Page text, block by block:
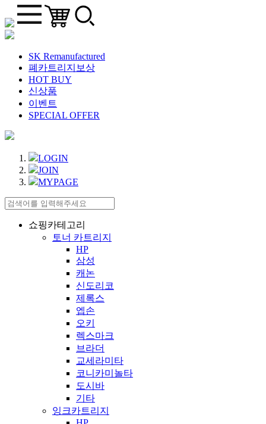
SK Remanufactured
폐카트리지보상
HOT BUY
신상품
이벤트
SPECIAL OFFER
LOGIN
JOIN
MYPAGE
쇼핑카테고리
토너 카트리지
HP
삼성
캐논
신도리코
제록스
엡손
오키
렉스마크
브라더
교세라미타
코니카미놀타
도시바
기타
잉크카트리지